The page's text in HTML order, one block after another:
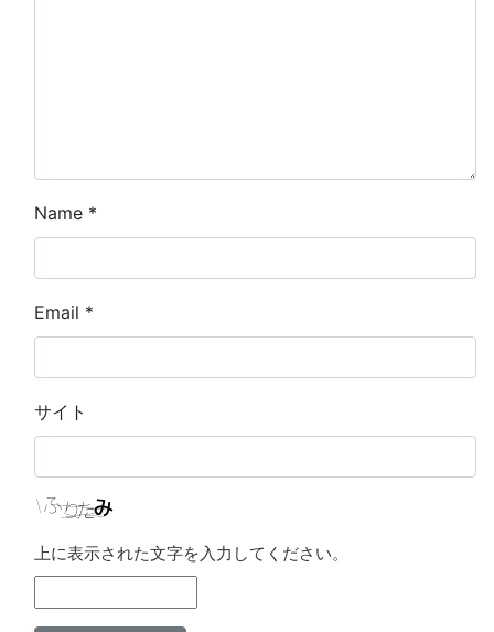
Name *
Email *
サイト
上に表示された文字を入力してください。